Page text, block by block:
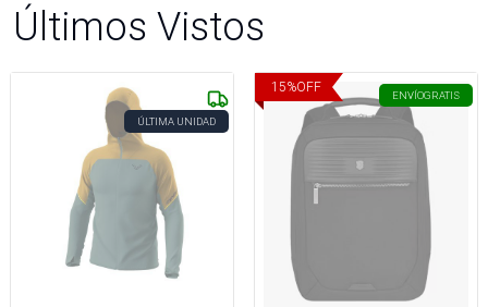
Últimos Vistos
ÚLTIMA UNIDAD
15%OFF
ENVÍOGRATIS